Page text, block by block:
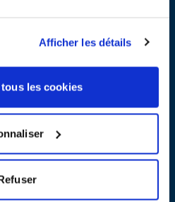
Afficher les détails
les cookies
à leur dépollution et leur
électriques neufs est émettrice de
de nouveaux produits en
main. Le recyclage permet
premières brutes, leur
en utilisant à la place des
moins de pollution et préserve